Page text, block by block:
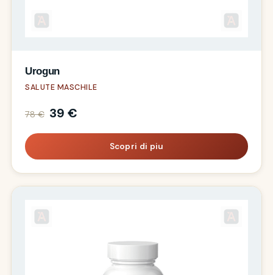
Urogun
SALUTE MASCHILE
78 € 39 €
Scopri di piu